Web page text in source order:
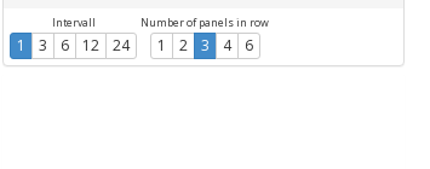
Intervall
1 3 6 12 24
Number of panels in row
1 2 3 4 6